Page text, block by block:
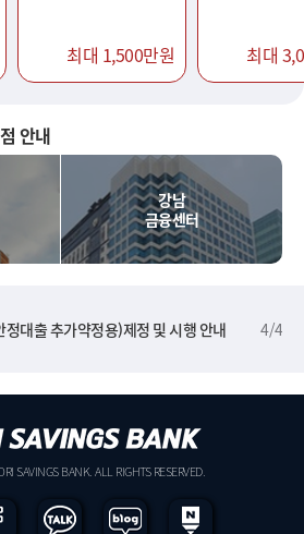
최대 1,500만원 최대
안내
강남
금융센터
대출 추가약정용)제정 및 시행 안내 4/4
SAVINGS BANK. ALL RIGHTS RESERVED.